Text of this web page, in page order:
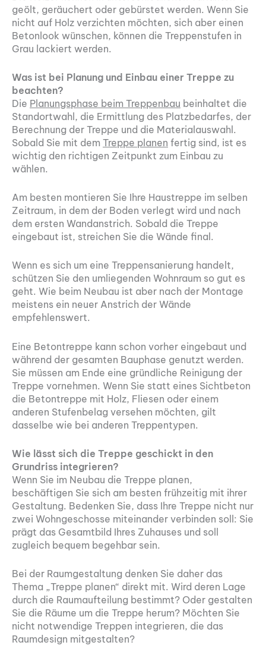
geölt, geräuchert oder gebürstet werden. Wenn Sie
nicht auf Holz verzichten möchten, sich aber einen
Betonlook wünschen, können die Treppenstufen in
Grau lackiert werden.
Was ist bei Planung und Einbau einer Treppe zu
beachten?
Die Planungsphase beim Treppenbau beinhaltet die
Standortwahl, die Ermittlung des Platzbedarfes, der
Berechnung der Treppe und die Materialauswahl.
Sobald Sie mit dem Treppe planen fertig sind, ist es
wichtig den richtigen Zeitpunkt zum Einbau zu
wählen.
Am besten montieren Sie Ihre Haustreppe im selben
Zeitraum, in dem der Boden verlegt wird und nach
dem ersten Wandanstrich. Sobald die Treppe
eingebaut ist, streichen Sie die Wände final.
Wenn es sich um eine Treppensanierung handelt,
schützen Sie den umliegenden Wohnraum so gut es
geht. Wie beim Neubau ist aber nach der Montage
meistens ein neuer Anstrich der Wände
empfehlenswert.
Eine Betontreppe kann schon vorher eingebaut und
während der gesamten Bauphase genutzt werden.
Sie müssen am Ende eine gründliche Reinigung der
Treppe vornehmen. Wenn Sie statt eines Sichtbeton
die Betontreppe mit Holz, Fliesen oder einem
anderen Stufenbelag versehen möchten, gilt
dasselbe wie bei anderen Treppentypen.
Wie lässt sich die Treppe geschickt in den
Grundriss integrieren?
Wenn Sie im Neubau die Treppe planen,
beschäftigen Sie sich am besten frühzeitig mit ihrer
Gestaltung. Bedenken Sie, dass Ihre Treppe nicht nur
zwei Wohngeschosse miteinander verbinden soll: Sie
prägt das Gesamtbild Ihres Zuhauses und soll
zugleich bequem begehbar sein.
Bei der Raumgestaltung denken Sie daher das
Thema „Treppe planen“ direkt mit. Wird deren Lage
durch die Raumaufteilung bestimmt? Oder gestalten
Sie die Räume um die Treppe herum? Möchten Sie
nicht notwendige Treppen integrieren, die das
Raumdesign mitgestalten?